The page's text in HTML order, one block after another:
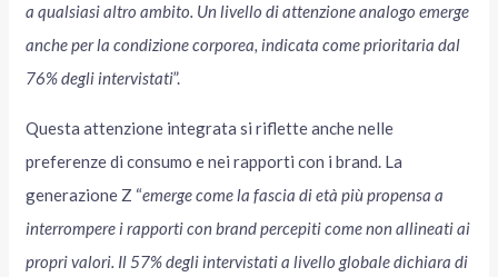
a qualsiasi altro ambito. Un livello di attenzione analogo emerge
anche per la condizione corporea, indicata come prioritaria dal
76% degli intervistati”.
Questa attenzione integrata si riflette anche nelle
preferenze di consumo e nei rapporti con i brand. La
generazione Z “emerge come la fascia di età più propensa a
interrompere i rapporti con brand percepiti come non allineati ai
propri valori. Il 57% degli intervistati a livello globale dichiara di